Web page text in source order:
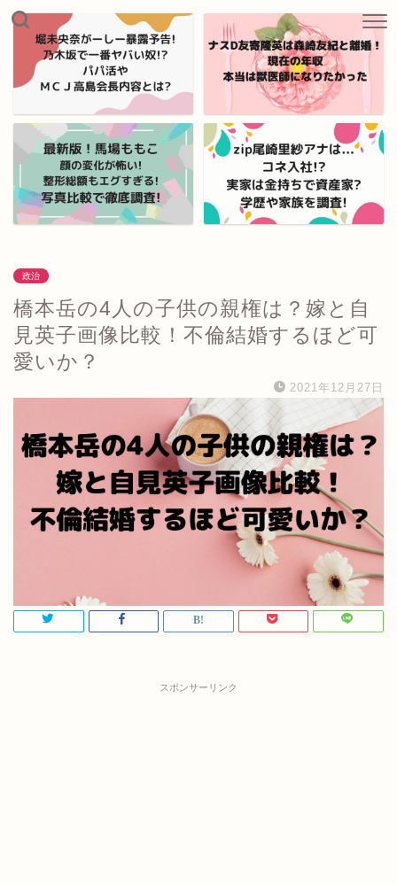
政治
橋本岳の4人の子供の親権は？嫁と自
見英子画像比較！不倫結婚するほど可
愛いか？
2021年12月27日
スポンサーリンク